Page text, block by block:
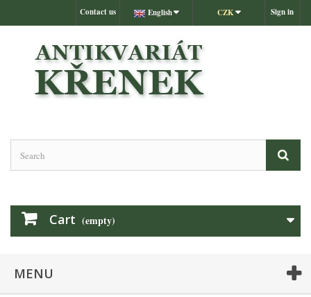
Sign in
CZK
English
Contact us
Cart (empty)
MENU